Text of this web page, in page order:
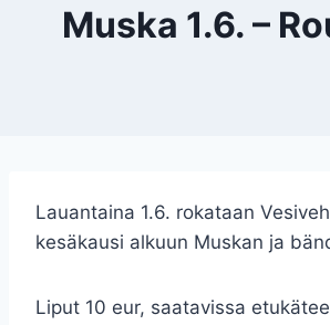
Muska 1.6. –
Lauantaina 1.6. rokataan
kesäkausi alkuun Muskan ja
Liput 10 eur, saatavissa